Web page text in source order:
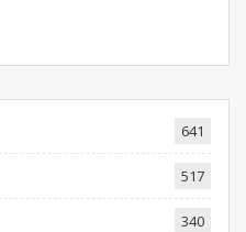
641
517
340